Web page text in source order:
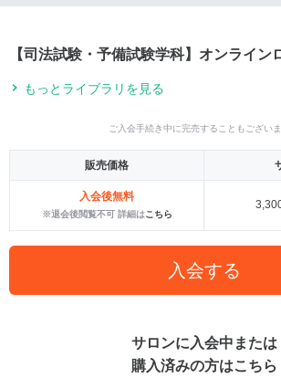
【司法試験・予備試験学科】オンライン
もっとライブラリを見る
ご入会手続き中に完売することもございま
販売価格
入会後無料
※退会後閲覧不可 詳細はこちら
入会する
サロンに入会中または
購入済みの方はこちら